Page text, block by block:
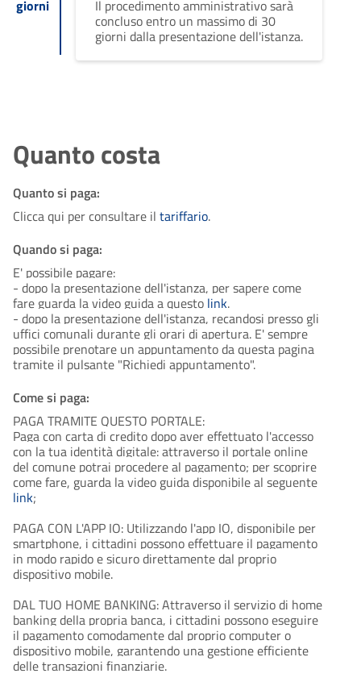
giorni Il procedimento amministrativo sarà
concluso entro un massimo di 30
giorni dalla presentazione dell'istanza.
Quanto costa
Quanto si paga:
Clicca qui per consultare il tariffario.
Quando si paga:
E' possibile pagare:
- dopo la presentazione dell'istanza, per sapere come
fare guarda la video guida a questo link.
- dopo la presentazione dell'istanza, recandosi presso gli
uffici comunali durante gli orari di apertura. E' sempre
possibile prenotare un appuntamento da questa pagina
tramite il pulsante "Richiedi appuntamento".
Come si paga:
PAGA TRAMITE QUESTO PORTALE:
Paga con carta di credito dopo aver effettuato l'accesso
con la tua identità digitale: attraverso il portale online
del comune potrai procedere al pagamento; per scoprire
come fare, guarda la video guida disponibile al seguente
link;
PAGA CON L'APP IO: Utilizzando l'app IO, disponibile per
smartphone, i cittadini possono effettuare il pagamento
in modo rapido e sicuro direttamente dal proprio
dispositivo mobile.
DAL TUO HOME BANKING: Attraverso il servizio di home
banking della propria banca, i cittadini possono eseguire
il pagamento comodamente dal proprio computer o
dispositivo mobile, garantendo una gestione efficiente
delle transazioni finanziarie.